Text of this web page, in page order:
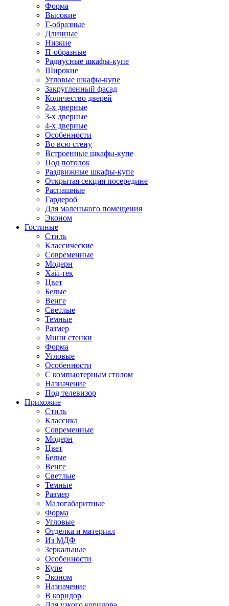
Форма
Высокие
Г-образные
Длинные
Низкие
П-образные
Радиусные шкафы-купе
Широкие
Угловые шкафы-купе
Закругленный фасад
Количество дверей
2-х дверные
3-х дверные
4-х дверные
Особенности
Во всю стену
Встроенные шкафы-купе
Под потолок
Раздвижные шкафы-купе
Открытая секция посередине
Распашные
Гардероб
Для маленького помещения
Эконом
Гостиные
Стиль
Классические
Современные
Модерн
Хай-тек
Цвет
Белые
Венге
Светлые
Темные
Размер
Мини стенки
Форма
Угловые
Особенности
С компьютерным столом
Назначение
Под телевизор
Прихожие
Стиль
Классика
Современные
Модерн
Цвет
Белые
Венге
Светлые
Темные
Размер
Малогабаритные
Форма
Угловые
Отделка и материал
Из МДФ
Зеркальные
Особенности
Купе
Эконом
Назначение
В коридор